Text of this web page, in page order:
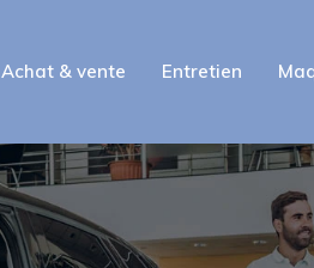
Achat & vente Entretien